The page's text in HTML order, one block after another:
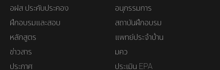
อฝส ประคับประคอง
ฝึกอบรมและสอบ
หลักสูตร
ข่าวสาร
ประกาศ
อนุกรรมการ
สถาบันฝึกอบรม
แพทย์ประจำบ้าน
มคว
ประเมิน EPA